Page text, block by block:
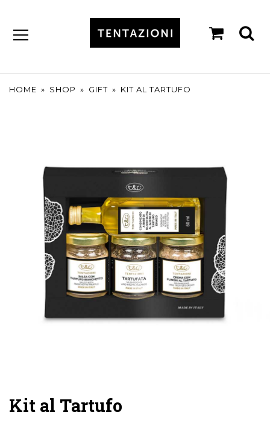
HOME » SHOP » GIFT » KIT AL TARTUFO
Kit al Tartufo